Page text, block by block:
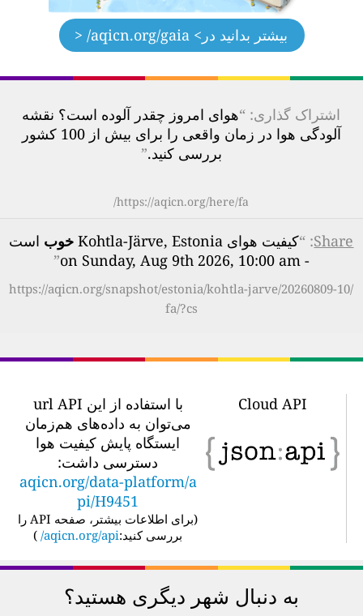
بیشتر بدانید در> aqicn.org/gaia/ <
اشتراک گذاری: “هوای امروز چقدر آلوده است؟ نقشه
آلودگی هوا در زمان واقعی را برای بیش از 100 کشور
بررسی کنید.”
https://aqicn.org/here/fa/
Share
: “کیفیت هوای Kohtla-Järve, Estonia خوباست
- on Sunday, Aug 9th 2026, 10:00 am
”
https://aqicn.org/snapshot/estonia/kohtla-jarve/20260809-10/
fa/?cs
Cloud API
با استفاده از این url API
می‌توان به داده‌های هم‌زمان
ایستگاه پایش کیفیت هوا
دسترسی داشت:
aqicn.org/data-platform/a
pi/H9451
برای اطلاعات بیشتر، صفحه API را
بررسی کنید:aqicn.org/api/
)
به دنبال شهر دیگری هستید؟